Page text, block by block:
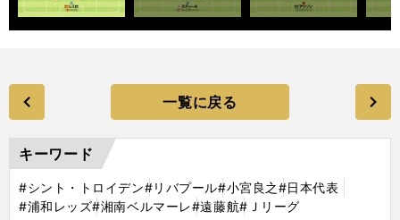
一覧に戻る
キーワード
#シント・トロイデン#リバプール#小宮良之#日本代表
#浦和レッズ#湘南ベルマーレ#遠藤航#Ｊリーグ